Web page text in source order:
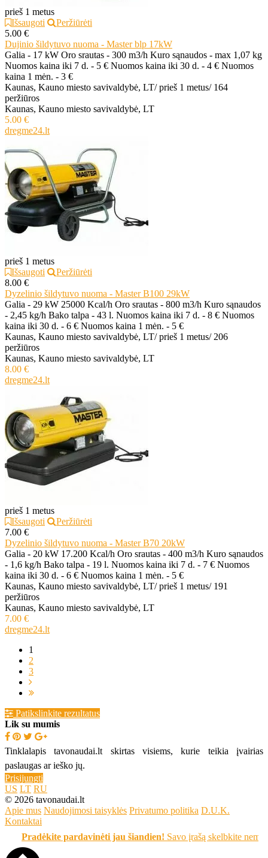
prieš 1 metus
Išsaugoti
Peržiūrėti
5.00 €
Dujinio šildytuvo nuoma - Master blp 17kW
Galia - 17 kW Oro srautas - 300 m3/h Kuro sąnaudos - max 1,07 kg
Nuomos kaina iki 7 d. - 5 € Nuomos kaina iki 30 d. - 4 € Nuomos
kaina 1 mėn. - 3 €
Kaunas, Kauno miesto savivaldybė, LT/ prieš 1 metus/ 164
peržiūros
Kaunas, Kauno miesto savivaldybė, LT
5.00 €
dregme24.lt
prieš 1 metus
Išsaugoti
Peržiūrėti
8.00 €
Dyzelinio šildytuvo nuoma - Master B100 29kW
Galia - 29 kW 25000 Kcal/h Oro srautas - 800 m3/h Kuro sąnaudos
- 2,45 kg/h Bako talpa - 43 l. Nuomos kaina iki 7 d. - 8 € Nuomos
kaina iki 30 d. - 6 € Nuomos kaina 1 mėn. - 5 €
Kaunas, Kauno miesto savivaldybė, LT/ prieš 1 metus/ 206
peržiūros
Kaunas, Kauno miesto savivaldybė, LT
8.00 €
dregme24.lt
prieš 1 metus
Išsaugoti
Peržiūrėti
7.00 €
Dyzelinio šildytuvo nuoma - Master B70 20kW
Galia - 20 kW 17.200 Kcal/h Oro srautas - 400 m3/h Kuro sąnaudos
- 1,6 kg/h Bako talpa - 19 l. Nuomos kaina iki 7 d. - 7 € Nuomos
kaina iki 30 d. - 6 € Nuomos kaina 1 mėn. - 5 €
Kaunas, Kauno miesto savivaldybė, LT/ prieš 1 metus/ 191
peržiūros
Kaunas, Kauno miesto savivaldybė, LT
7.00 €
dregme24.lt
1
2
3
Patikslinkite rezultatus
Lik su mumis
Tinklalapis tavonaudai.lt skirtas visiems, kurie teikia įvairias
paslaugas ar ieško jų.
Prisijungti
US LT RU
© 2026 tavonaudai.lt
Apie mus Naudojimosi taisyklės Privatumo politika D.U.K.
Kontaktai
Pradėkite pardavinėti jau šiandien! Savo įrašą skelbkite